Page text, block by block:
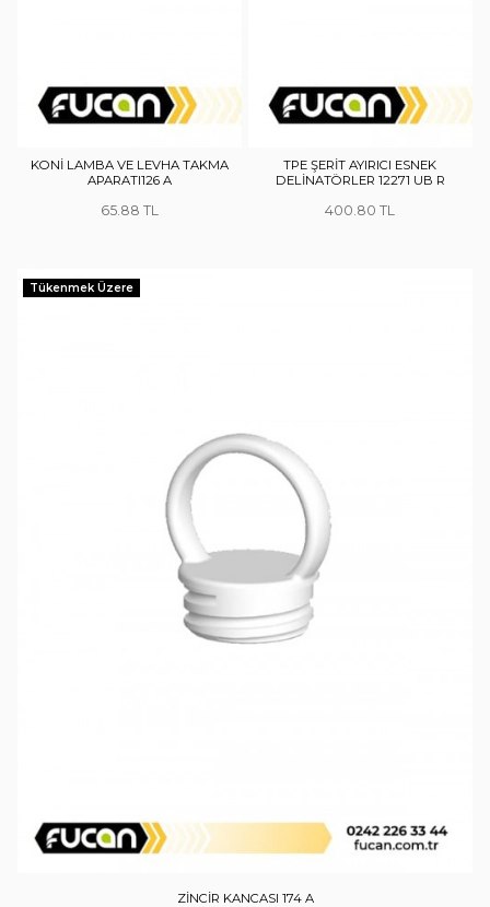
KONİ LAMBA VE LEVHA TAKMA
APARATI126 A
65.88
TPE ŞERİT AYIRICI ESNEK
DELİNATÖRLER 12271 UB R
400.80
Tükenmek Üzere
ZİNCİR KANCASI 174 A